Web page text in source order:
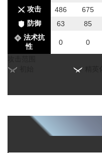
攻击 486 675
防御
63 85
法术抗
性
0 0